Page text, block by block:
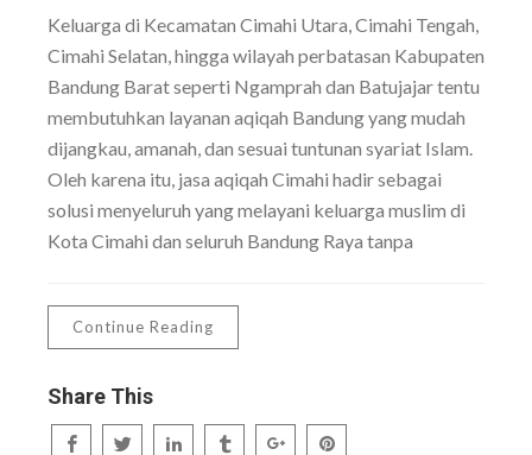
Keluarga di Kecamatan Cimahi Utara, Cimahi Tengah,
Cimahi Selatan, hingga wilayah perbatasan Kabupaten
Bandung Barat seperti Ngamprah dan Batujajar tentu
membutuhkan layanan aqiqah Bandung yang mudah
dijangkau, amanah, dan sesuai tuntunan syariat Islam.
Oleh karena itu, jasa aqiqah Cimahi hadir sebagai
solusi menyeluruh yang melayani keluarga muslim di
Kota Cimahi dan seluruh Bandung Raya tanpa
Continue Reading
Share This